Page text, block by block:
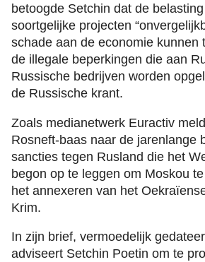
betoogde Setchin dat de
soortgelijke projecten
schade aan de economie kunnen
de illegale beperkingen die aan
Russische bedrijven worden
de Russische krant.
Zoals medianetwerk Euractiv
Rosneft-baas naar de jarenlange
sancties tegen Rusland die het
begon op te leggen om Moskou
het annexeren van het
Krim.
In zijn brief, vermoedelijk
adviseert Setchin Poetin om te